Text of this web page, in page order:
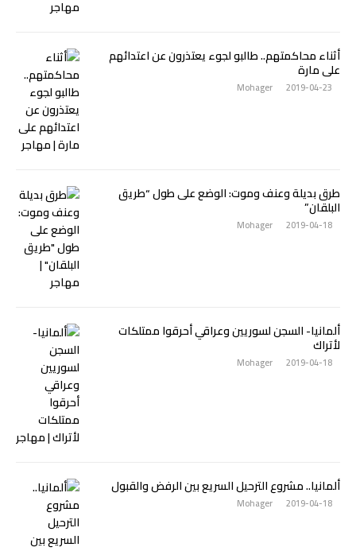
أثناء محاكمتهم.. طالبو لجوء يعتذرون عن اعتدائهم
على مارة
2019-04-23
Mohager
طرق بديلة وعنف وموت: الوضع على طول “طريق
البلقان”
2019-04-18
Mohager
ألمانيا- السجن لسوريين وعراقي أحرقوا ممتلكات
لأتراك
2019-04-18
Mohager
ألمانيا.. مشروع الترحيل السريع بين الرفض والقبول
2019-04-18
Mohager